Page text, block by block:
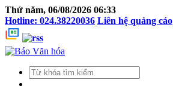
Thứ năm, 06/08/2026 06:33
Hotline: 024.38220036 Liên hệ quảng cáo